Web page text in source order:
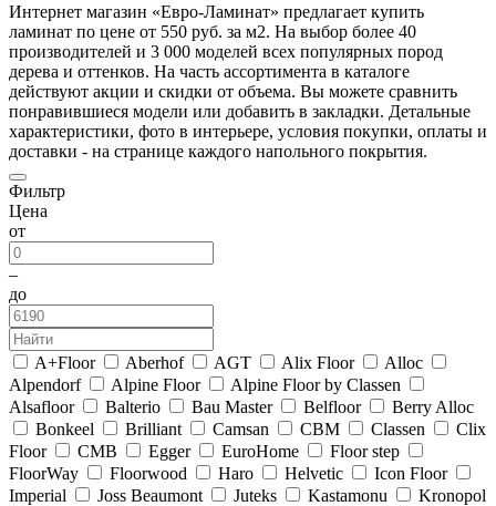
Интернет магазин «Евро-Ламинат» предлагает купить
ламинат по цене от 550 руб. за м2. На выбор более 40
производителей и 3 000 моделей всех популярных пород
дерева и оттенков. На часть ассортимента в каталоге
действуют акции и скидки от объема. Вы можете сравнить
понравившиеся модели или добавить в закладки. Детальные
характеристики, фото в интерьере, условия покупки, оплаты и
доставки - на странице каждого напольного покрытия.
Фильтр
Цена
от
–
до
A+Floor Aberhof AGT Alix Floor
Alloc
Alpendorf
Alpine Floor
Alpine Floor by Classen
Alsafloor
Balterio Bau Master Belfloor
Berry Alloc
Bonkeel
Brilliant Camsan CBM Classen
Clix
Floor
CMB Egger EuroHome
Floor step
FloorWay
Floorwood Haro Helvetic
Icon Floor
Imperial
Joss Beaumont Juteks Kastamonu
Kronopol